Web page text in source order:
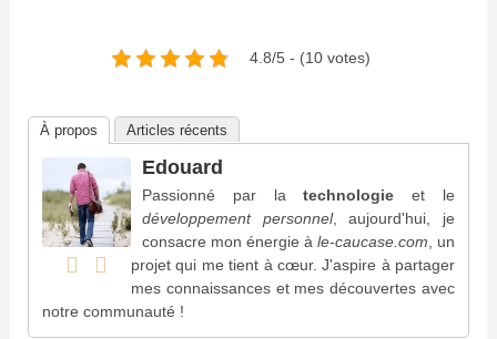
4.8/5 - (10 votes)
À propos Articles récents
Edouard
Passionné par latechnologie et le
développement personnel, aujourd'hui, je
consacre mon énergie àle-caucase.com , un
projet qui me tient à cœur. J'aspire à partager
mes connaissances et mes découvertes avec
notre communauté !